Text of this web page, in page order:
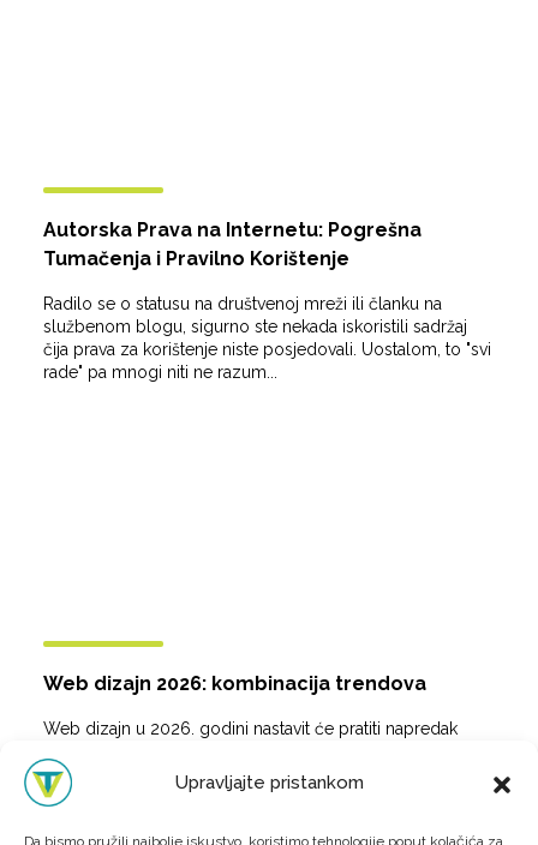
Upravljajte pristankom
Da bismo pružili najbolje iskustvo, koristimo tehnologije poput kolačića za
Autorska Prava na Internetu: Pogrešna
Tumačenja i Pravilno Korištenje
Radilo se o statusu na društvenoj mreži ili članku na
službenom blogu, sigurno ste nekada iskoristili sadržaj
čija prava za korištenje niste posjedovali. Uostalom, to "svi
rade" pa mnogi niti ne razum...
Web dizajn 2026: kombinacija trendova
Web dizajn u 2026. godini nastavit će pratiti napredak
funkcionalne. Naša misija je izraditi webove koje
odgovaraju zahtjevima klijenata, j...